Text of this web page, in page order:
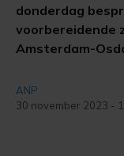
donderdag
voorbereidende
Amsterdam-
ANP
30 november 2023 -